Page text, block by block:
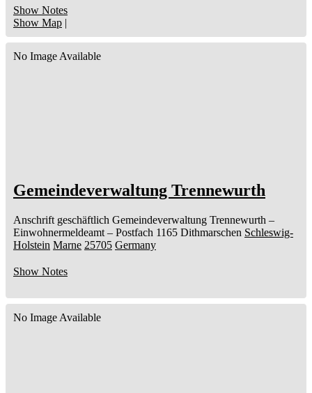
Show Notes
Show Map |
No Image Available
Gemeindeverwaltung Trennewurth
Anschrift geschäftlich Gemeindeverwaltung Trennewurth –
Einwohnermeldeamt – Postfach 1165 Dithmarschen Schleswig-
Holstein Marne 25705 Germany
Show Notes
No Image Available